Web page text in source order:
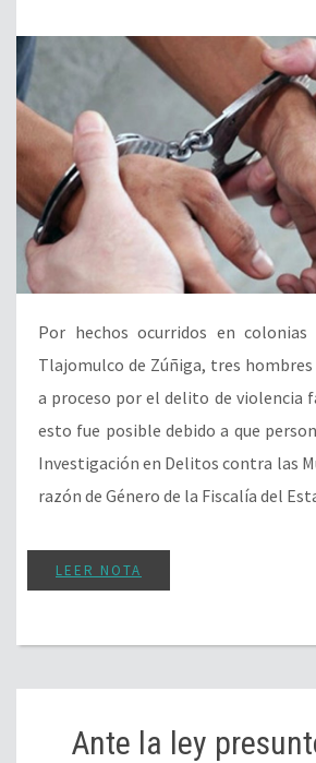
Por hechos ocurridos en
Tlajomulco de Zúñiga, tres
a proceso por el delito de violencia
esto fue posible debido a que
Investigación en Delitos contra las
razón de Género de la Fiscalía del
LEER NOTA
Ante la ley